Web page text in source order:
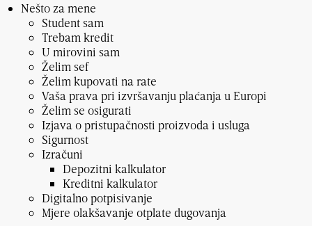
Nešto za mene
Student sam
Trebam kredit
U mirovini sam
Želim sef
Želim kupovati na rate
Vaša prava pri izvršavanju plaćanja u Europi
Želim se osigurati
Izjava o pristupačnosti proizvoda i usluga
Sigurnost
Izračuni
Depozitni kalkulator
Kreditni kalkulator
Digitalno potpisivanje
Mjere olakšavanje otplate dugovanja